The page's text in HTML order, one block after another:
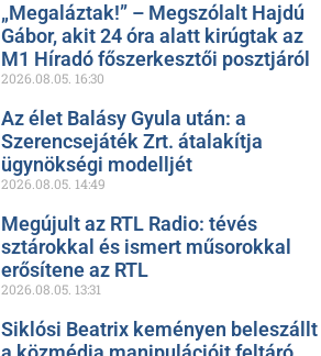
„Megaláztak!” – Megszólalt Hajdú
Gábor, akit 24 óra alatt kirúgtak az
M1 Híradó főszerkesztői posztjáról
2026.08.05. 16:30
Az élet Balásy Gyula után: a
Szerencsejáték Zrt. átalakítja
ügynökségi modelljét
2026.08.05. 14:49
Megújult az RTL Radio: tévés
sztárokkal és ismert műsorokkal
erősítene az RTL
2026.08.05. 13:31
Siklósi Beatrix keményen beleszállt